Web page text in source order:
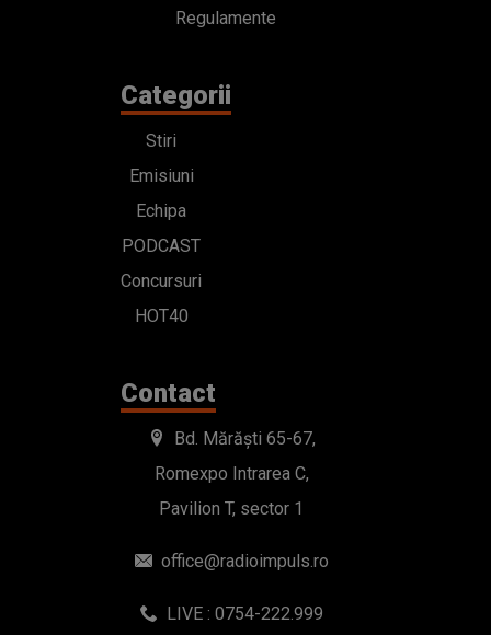
Regulamente
Categorii
Stiri
Emisiuni
Echipa
PODCAST
Concursuri
HOT40
Contact
Bd. Mărăști 65-67,
Romexpo Intrarea C,
Pavilion T, sector 1
office@radioimpuls.ro
LIVE : 0754-222.999